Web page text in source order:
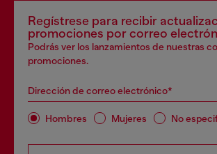
Regístrese para recibir
promociones por correo
Podrás ver los lanzamientos de nuestras
promociones.
Dirección de correo electrónico*
Hombres Mujeres No